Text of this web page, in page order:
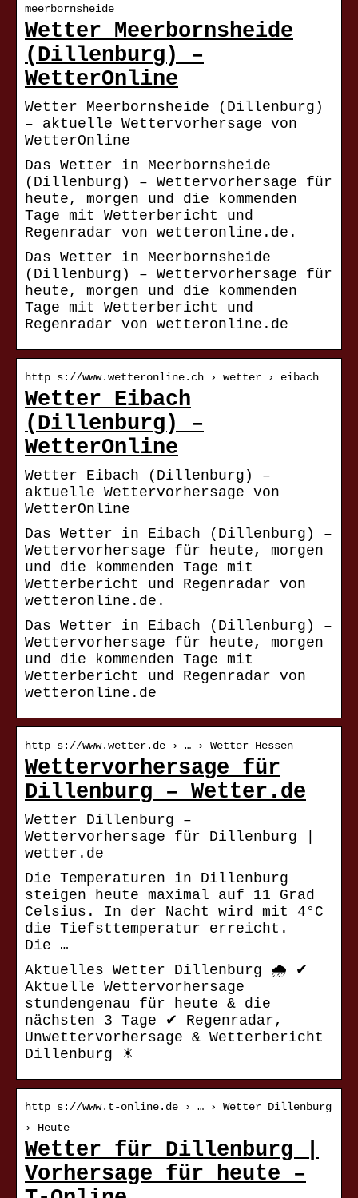
meerbornsheide
Wetter Meerbornsheide
(Dillenburg) –
WetterOnline
Wetter Meerbornsheide (Dillenburg)
– aktuelle Wettervorhersage von
WetterOnline
Das Wetter in Meerbornsheide
(Dillenburg) – Wettervorhersage für
heute, morgen und die kommenden
Tage mit Wetterbericht und
Regenradar von wetteronline.de.
Das Wetter in Meerbornsheide
(Dillenburg) – Wettervorhersage für
heute, morgen und die kommenden
Tage mit Wetterbericht und
Regenradar von wetteronline.de
http s://www.wetteronline.ch › wetter › eibach
Wetter Eibach
(Dillenburg) –
WetterOnline
Wetter Eibach (Dillenburg) –
aktuelle Wettervorhersage von
WetterOnline
Das Wetter in Eibach (Dillenburg) –
Wettervorhersage für heute, morgen
und die kommenden Tage mit
Wetterbericht und Regenradar von
wetteronline.de.
Das Wetter in Eibach (Dillenburg) –
Wettervorhersage für heute, morgen
und die kommenden Tage mit
Wetterbericht und Regenradar von
wetteronline.de
http s://www.wetter.de › … › Wetter Hessen
Wettervorhersage für
Dillenburg – Wetter.de
Wetter Dillenburg –
Wettervorhersage für Dillenburg |
wetter.de
Die Temperaturen in Dillenburg
steigen heute maximal auf 11 Grad
Celsius. In der Nacht wird mit 4°C
die Tiefsttemperatur erreicht.
Die …
Aktuelles Wetter Dillenburg 🌧️ ✔
Aktuelle Wettervorhersage
stundengenau für heute & die
nächsten 3 Tage ✔ Regenradar,
Unwettervorhersage & Wetterbericht
Dillenburg ☀
http s://www.t-online.de › … › Wetter Dillenburg
› Heute
Wetter für Dillenburg |
Vorhersage für heute –